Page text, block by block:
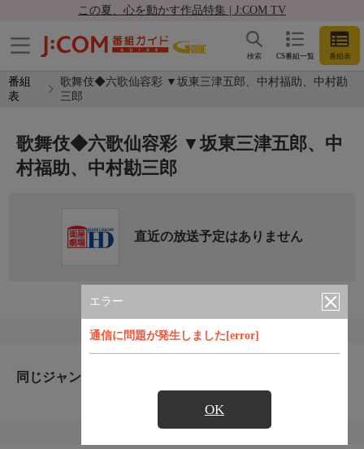
この夏、心を動かす作品特集 | J:COM TV
CS番組一覧 番組表
検索
番組
表
歌舞伎◆六歌仙容彩 ▼坂東三津五郎、中村福助、中村勘
三郎
エラー
通信に問題が発生しました[error]
OK
歌舞伎◆六歌仙容彩 ▼坂東三津五郎、中
村福助、中村勘三郎
直近の放送予定はありません
同じジャンルのおすすめ番組